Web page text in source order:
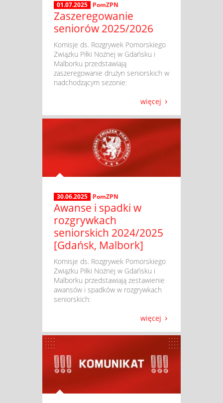
01.07.2025 PomZPN
Zaszeregowanie
seniorów 2025/2026
​ Komisje ds. Rozgrywek Pomorskiego
Związku Piłki Nożnej w Gdańsku i
Malborku przedstawiają
zaszeregowanie drużyn seniorskich w
nadchodzącym sezonie:
więcej
30.06.2025 PomZPN
Awanse i spadki w
rozgrywkach
seniorskich 2024/2025
[Gdańsk, Malbork]
​ Komisje ds. Rozgrywek Pomorskiego
Związku Piłki Nożnej w Gdańsku i
Malborku przedstawiają zestawienie
awansów i spadków w rozgrywkach
seniorskich:
więcej